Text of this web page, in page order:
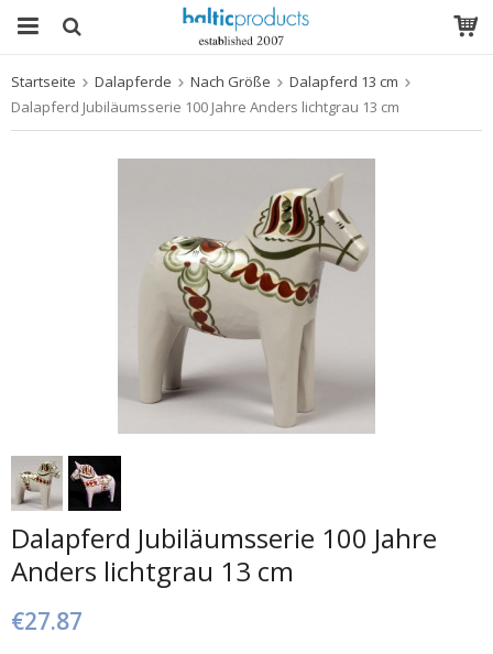
Das Produkt wurde in Ihren Warenkorb gelegt
Startseite Dalapferde Nach Größe
Dalapferd 13 cm
Dalapferd Jubiläumsserie 100 Jahre Anders lichtgrau 13 cm
Dalapferd Jubiläumsserie 100 Jahre
Anders lichtgrau 13 cm
€27.87